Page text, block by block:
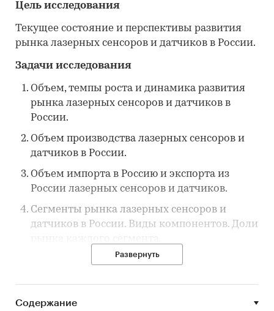
Цель исследования
Текущее состояние и перспективы развития
рынка лазерных сенсоров и датчиков в России.
Задачи исследования
Объем, темпы роста и динамика развития
рынка лазерных сенсоров и датчиков в
России.
Объем производства лазерных сенсоров и
датчиков в России.
Объем импорта в Россию и экспорта из
России лазерных сенсоров и датчиков.
Сегменты рынка лазерных сенсоров и
датчиков в России. Виды компонентов. Доли
Рыночные доли производителей на рынке
Развернуть
Содержание